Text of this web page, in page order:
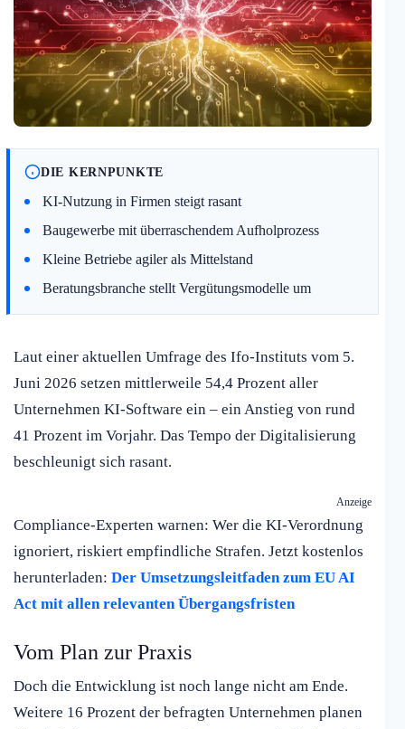
DIE KERNPUNKTE
KI-Nutzung in Firmen steigt rasant
Baugewerbe mit überraschendem Aufholprozess
Kleine Betriebe agiler als Mittelstand
Beratungsbranche stellt Vergütungsmodelle um
Laut einer aktuellen Umfrage des Ifo-Instituts vom 5.
Juni 2026 setzen mittlerweile 54,4 Prozent aller
Unternehmen KI-Software ein – ein Anstieg von rund
41 Prozent im Vorjahr. Das Tempo der Digitalisierung
beschleunigt sich rasant.
Anzeige
Compliance-Experten warnen: Wer die KI-Verordnung
ignoriert, riskiert empfindliche Strafen. Jetzt kostenlos
herunterladen: Der Umsetzungsleitfaden zum EU AI
Act mit allen relevanten Übergangsfristen
Vom Plan zur Praxis
Doch die Entwicklung ist noch lange nicht am Ende.
Weitere 16 Prozent der befragten Unternehmen planen